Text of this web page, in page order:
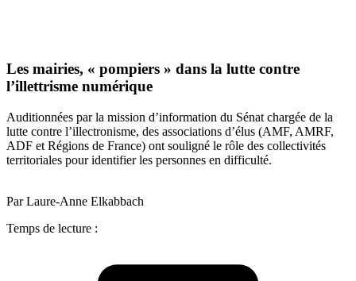
Les mairies, « pompiers » dans la lutte contre
l’illettrisme numérique
Auditionnées par la mission d’information du Sénat chargée de la
lutte contre l’illectronisme, des associations d’élus (AMF, AMRF,
ADF et Régions de France) ont souligné le rôle des collectivités
territoriales pour identifier les personnes en difficulté.
Par Laure-Anne Elkabbach
Temps de lecture :